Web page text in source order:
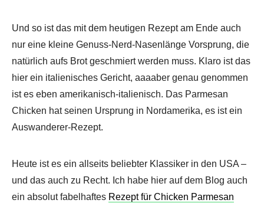
Und so ist das mit dem heutigen Rezept am Ende auch
nur eine kleine Genuss-Nerd-Nasenlänge Vorsprung, die
natürlich aufs Brot geschmiert werden muss. Klaro ist das
hier ein italienisches Gericht, aaaaber genau genommen
ist es eben amerikanisch-italienisch. Das Parmesan
Chicken hat seinen Ursprung in Nordamerika, es ist ein
Auswanderer-Rezept.
Heute ist es ein allseits beliebter Klassiker in den USA –
und das auch zu Recht. Ich habe hier auf dem Blog auch
ein absolut fabelhaftes Rezept für Chicken Parmesan